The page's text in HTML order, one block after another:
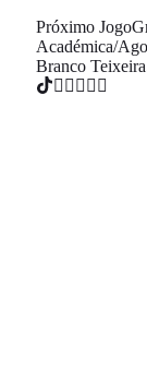
Próximo Jogo
Académica/
Branco